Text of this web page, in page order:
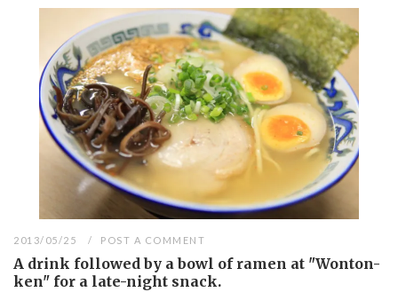
2013/05/25 POST A COMMENT
A drink followed by a bowl of ramen at "Wonton-
ken" for a late-night snack.